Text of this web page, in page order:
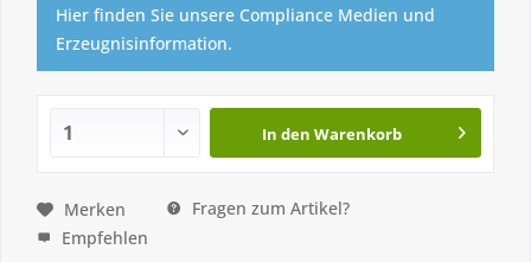
Hier finden Sie unsere Compliance Medien und
Erzeugnisinformation.
In den Warenkorb
Merken
Fragen zum Artikel?
Empfehlen